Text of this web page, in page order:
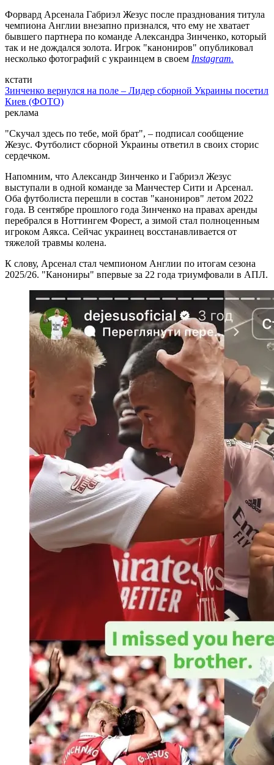
Форвард Арсенала Габриэл Жезус после празднования титула
чемпиона Англии внезапно признался, что ему не хватает
бывшего партнера по команде Александра Зинченко, который
так и не дождался золота. Игрок "канониров" опубликовал
несколько фотографий с украинцем в своем Instagram.
кстати
Зинченко вернулся на поле – Лидер сборной Украины посетил
Киев (ФОТО)
реклама
"Скучал здесь по тебе, мой брат", – подписал сообщение
Жезус. Футболист сборной Украины ответил в своих сторис
сердечком.
Напомним, что Александр Зинченко и Габриэл Жезус
выступали в одной команде за Манчестер Сити и Арсенал.
Оба футболиста перешли в состав "канониров" летом 2022
года. В сентябре прошлого года Зинченко на правах аренды
перебрался в Ноттингем Форест, а зимой стал полноценным
игроком Аякса. Сейчас украинец восстанавливается от
тяжелой травмы колена.
К слову, Арсенал стал чемпионом Англии по итогам сезона
2025/26. "Канониры" впервые за 22 года триумфовали в АПЛ.